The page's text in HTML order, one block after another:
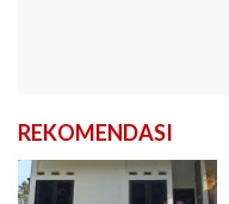
REKOMENDASI